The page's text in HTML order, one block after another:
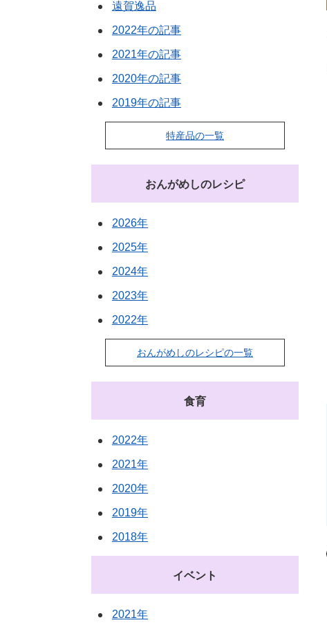
遠賀逸品
2022年の記事
2021年の記事
2020年の記事
2019年の記事
特産品の一覧
おんがめしのレシピ
2026年
2025年
2024年
2023年
2022年
おんがめしのレシピの一覧
食育
2022年
2021年
2020年
2019年
2018年
イベント
2021年